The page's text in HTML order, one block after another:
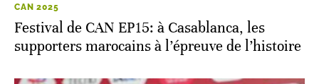
CAN 2025
Festival de CAN EP15: à Casablanca, les
supporters marocains à l’épreuve de l’histoire